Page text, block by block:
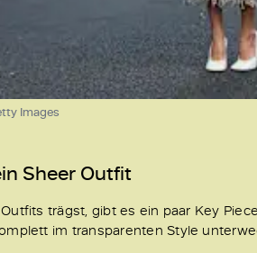
Images
Sheer Outfit
trägst, gibt es ein paar Key
im transparenten Style